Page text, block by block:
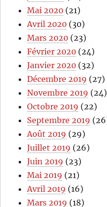
Mai 2020 (21)
Avril 2020 (30)
Mars 2020 (23)
Février 2020 (24)
Janvier 2020 (32)
Décembre 2019 (27)
Novembre 2019 (24)
Octobre 2019 (22)
Septembre 2019
Août 2019 (29)
Juillet 2019 (26)
Juin 2019 (23)
Mai 2019 (21)
Avril 2019 (16)
Mars 2019 (18)